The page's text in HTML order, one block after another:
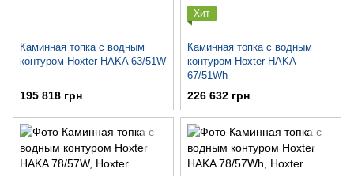
Каминная топка с водным
контуром Hoxter HAKA 63/51W
195 818 грн
Хит
Каминная топка с водным
контуром Hoxter HAKA
67/51Wh
226 632 грн